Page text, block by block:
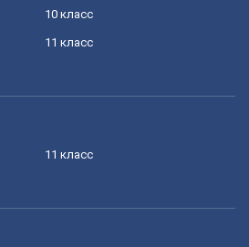
10 класс
11 класс
11 класс